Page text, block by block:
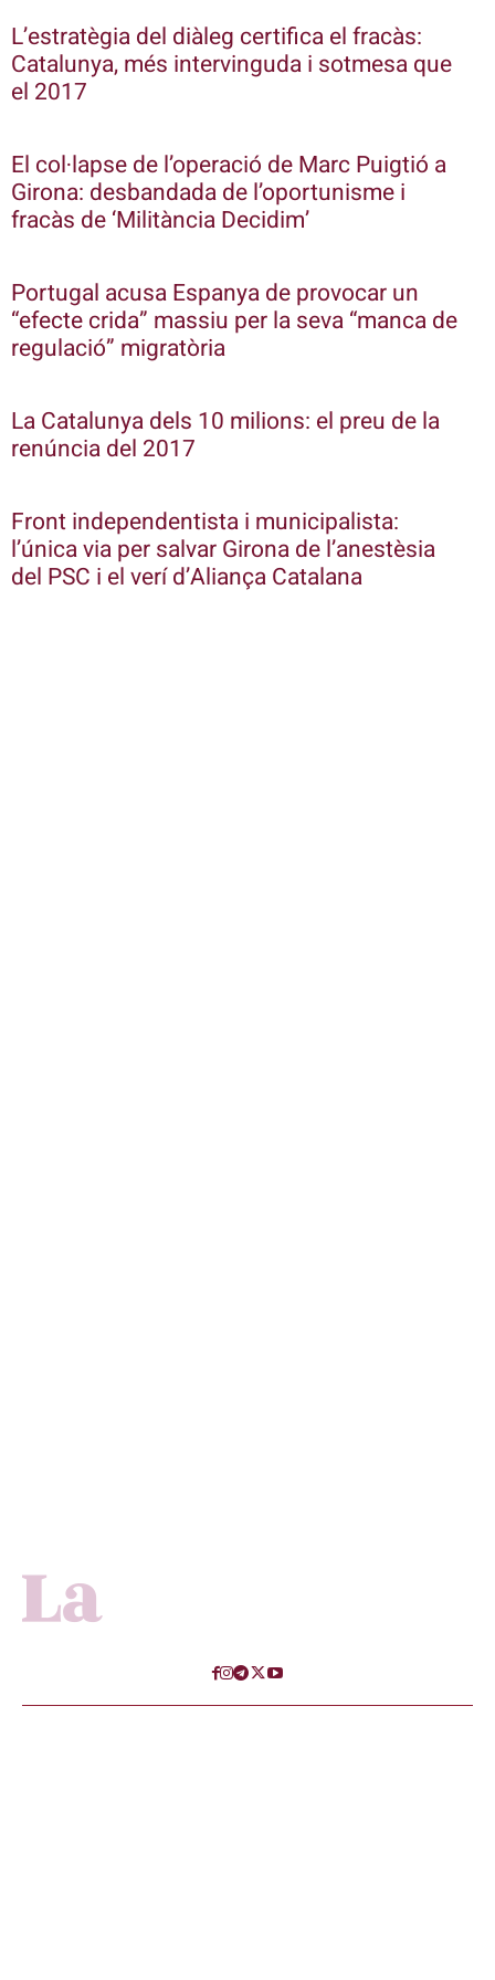
L’estratègia del diàleg certifica el fracàs:
Catalunya, més intervinguda i sotmesa que
el 2017
El col·lapse de l’operació de Marc Puigtió a
Girona: desbandada de l’oportunisme i
fracàs de ‘Militància Decidim’
Portugal acusa Espanya de provocar un
“efecte crida” massiu per la seva “manca de
regulació” migratòria
La Catalunya dels 10 milions: el preu de la
renúncia del 2017
Front independentista i municipalista:
l’única via per salvar Girona de l’anestèsia
del PSC i el verí d’Aliança Catalana